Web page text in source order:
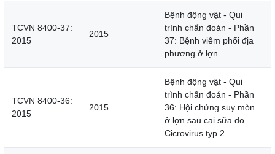
TCVN 8400-37:
2015
2015
Bệnh động vật - Qui
trình chẩn đoán - Phần
37: Bệnh viêm phổi địa
phương ở lợn
TCVN 8400-36:
2015
2015
Bệnh động vật - Qui
trình chẩn đoán - Phần
36: Hội chứng suy mòn
ở lợn sau cai sữa do
Cicrovirus typ 2